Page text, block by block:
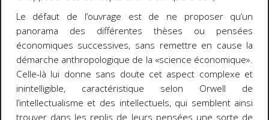
Le défaut de l’ouvrage est de ne proposer qu’un
panorama des différentes thèses ou pensées
économiques successives, sans remettre en cause la
démarche anthropologique de la «science économique».
Celle-là lui donne sans doute cet aspect complexe et
inintelligible, caractéristique selon Orwell de
l’intellectualisme et des intellectuels, qui semblent ainsi
trouver dans les replis de leurs pensées une sorte de